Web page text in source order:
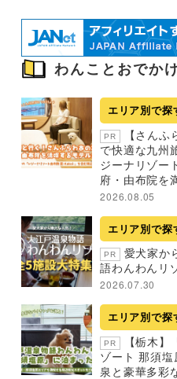
わんことおでか
エリア別で探
PR
【さんふ
で快適な九州
ジーナリゾー
府・由布院を
2026.08.05
エリア別で探
PR
愛犬家か
語わんわんリ
2026.07.30
エリア別で探
PR
【栃木】
ゾート 那須塩
泉と豪華多彩